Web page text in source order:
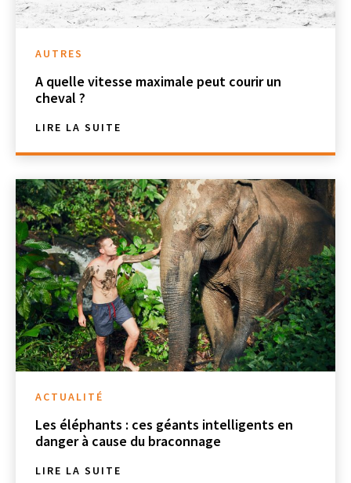
AUTRES
A quelle vitesse maximale peut courir un
cheval ?
LIRE LA SUITE
ACTUALITÉ
Les éléphants : ces géants intelligents en
danger à cause du braconnage
LIRE LA SUITE